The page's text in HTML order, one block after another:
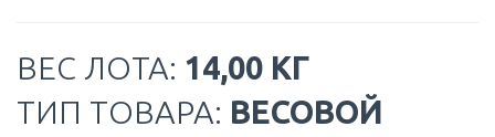
ВЕС ЛОТА: 14,00 КГ
ТИП ТОВАРА: ВЕСОВОЙ